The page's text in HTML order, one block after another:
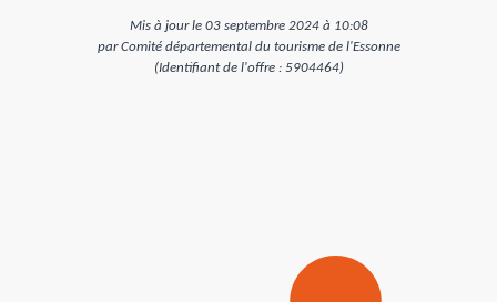
Mis à jour le 03 septembre 2024 à 10:08
par Comité départemental du tourisme de l'Essonne
(Identifiant de l'offre : 5904464)